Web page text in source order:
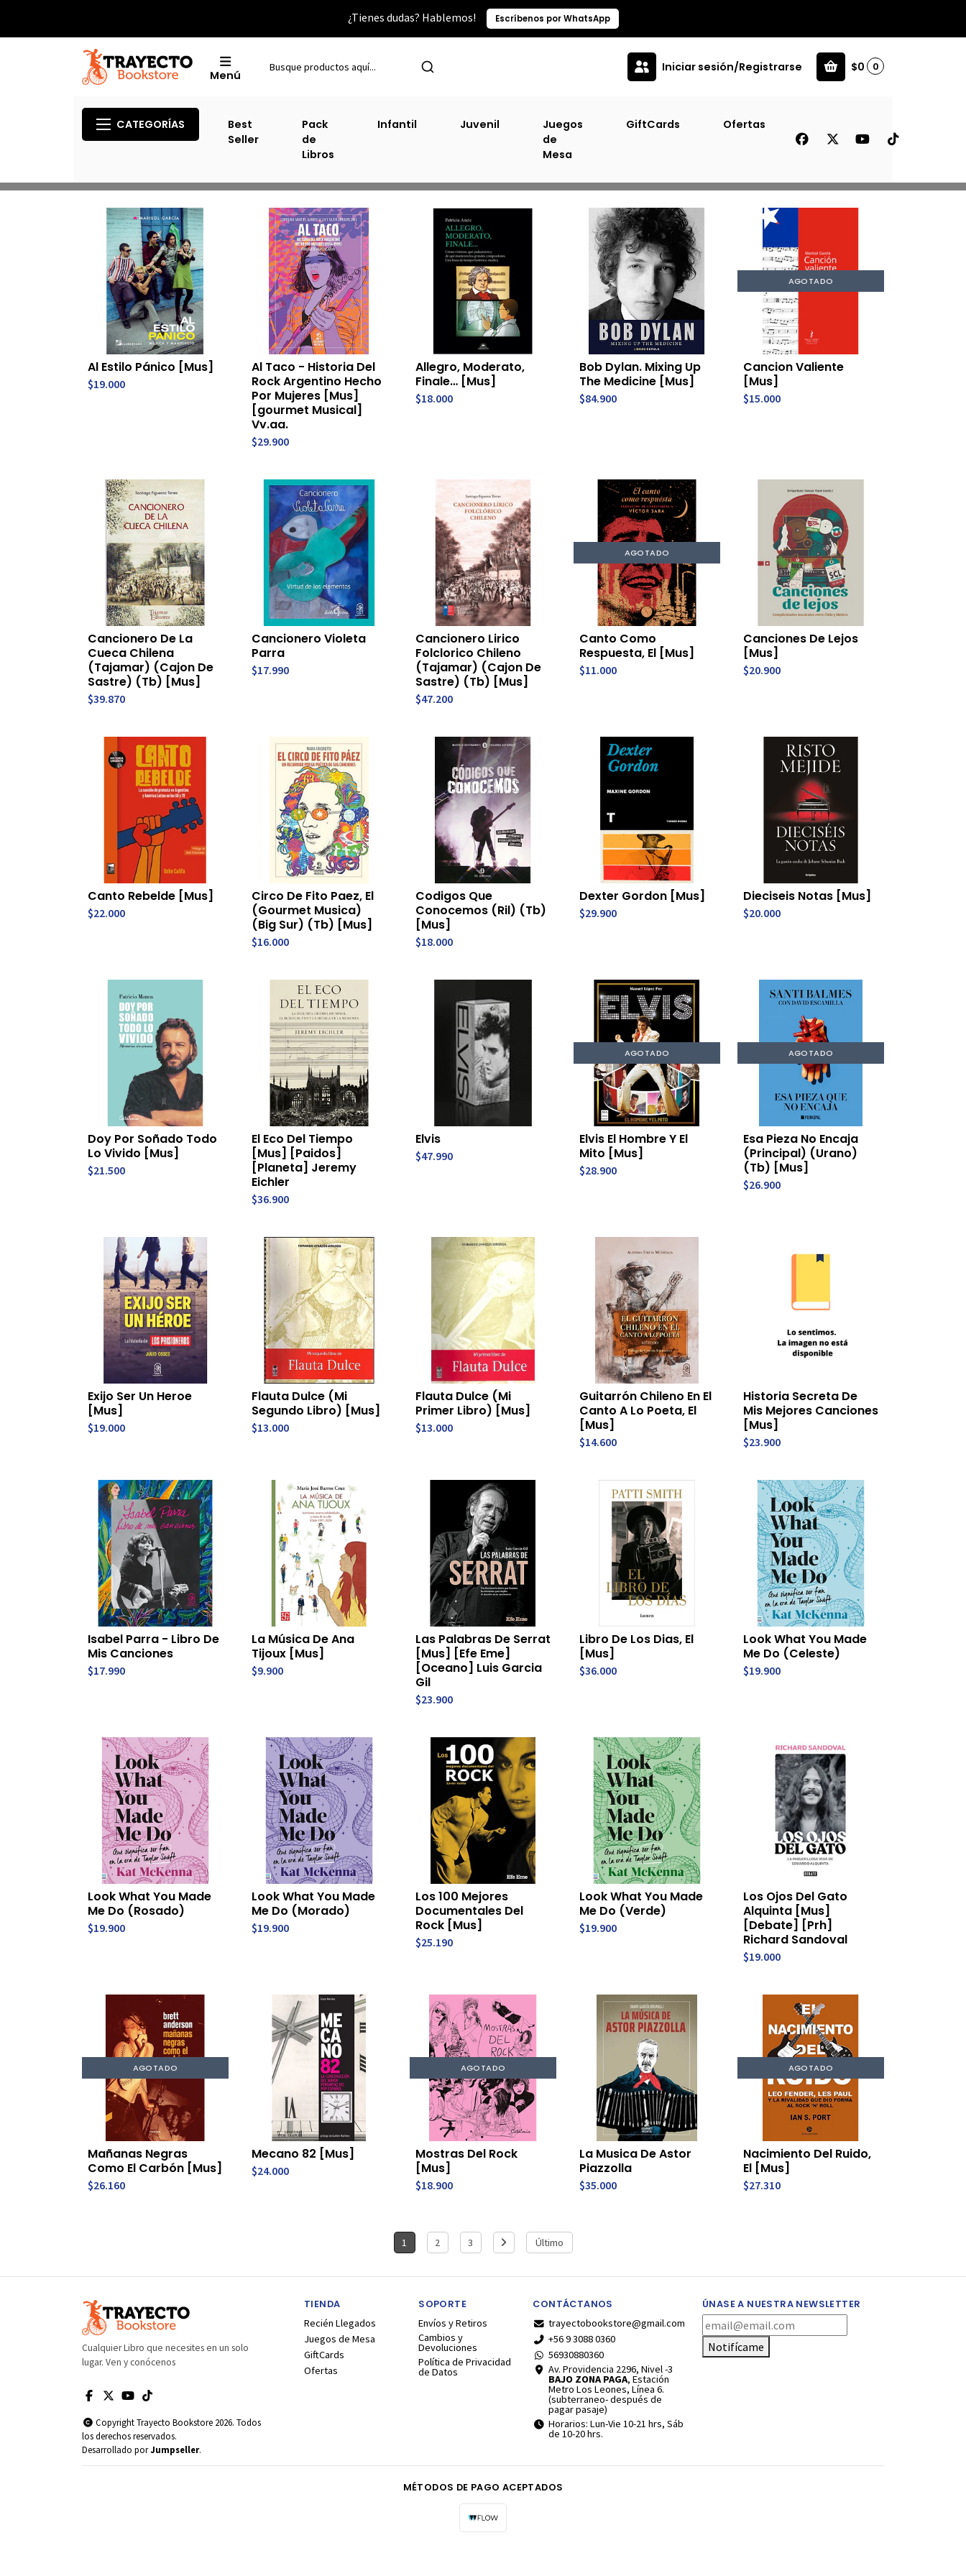
¿Tienes dudas? Hablemos! Escríbenos por WhatsApp
Menú
Iniciar sesión/Registrarse $0 0
CATEGORÍAS
Best
Seller
Pack
de
Libros
Infantil Juvenil
Juegos
de
Mesa
GiftCards Ofertas
Al Estilo Pánico [Mus]
$19.000
Al Taco - Historia Del
Rock Argentino Hecho
Por Mujeres [Mus]
[gourmet Musical]
Vv.aa.
$29.900
Allegro, Moderato,
Finale… [Mus]
$18.000
Bob Dylan. Mixing Up
The Medicine [Mus]
$84.900
AGOTADO
Cancion Valiente
[Mus]
$15.000
Cancionero De La
Cueca Chilena
(Tajamar) (Cajon De
Sastre) (Tb) [Mus]
$39.870
Cancionero Violeta
Parra
$17.990
Cancionero Lirico
Folclorico Chileno
(Tajamar) (Cajon De
Sastre) (Tb) [Mus]
$47.200
AGOTADO
Canto Como
Respuesta, El [Mus]
$11.000
Canciones De Lejos
[Mus]
$20.900
Canto Rebelde [Mus]
$22.000
Circo De Fito Paez, El
(Gourmet Musica)
(Big Sur) (Tb) [Mus]
$16.000
Codigos Que
Conocemos (Ril) (Tb)
[Mus]
$18.000
Dexter Gordon [Mus]
$29.900
Dieciseis Notas [Mus]
$20.000
Doy Por Soñado Todo
Lo Vivido [Mus]
$21.500
El Eco Del Tiempo
[Mus] [Paidos]
[Planeta] Jeremy
Eichler
$36.900
Elvis
$47.990
AGOTADO
Elvis El Hombre Y El
Mito [Mus]
$28.900
AGOTADO
Esa Pieza No Encaja
(Principal) (Urano)
(Tb) [Mus]
$26.900
Exijo Ser Un Heroe
[Mus]
$19.000
Flauta Dulce (Mi
Segundo Libro) [Mus]
$13.000
Flauta Dulce (Mi
Primer Libro) [Mus]
$13.000
Guitarrón Chileno En El
Canto A Lo Poeta, El
[Mus]
$14.600
Historia Secreta De
Mis Mejores Canciones
[Mus]
$23.900
Isabel Parra - Libro De
Mis Canciones
$17.990
La Música De Ana
Tijoux [Mus]
$9.900
Las Palabras De Serrat
[Mus] [Efe Eme]
[Oceano] Luis Garcia
Gil
$23.900
Libro De Los Dias, El
[Mus]
$36.000
Look What You Made
Me Do (Celeste)
$19.900
Look What You Made
Me Do (Rosado)
$19.900
Look What You Made
Me Do (Morado)
$19.900
Los 100 Mejores
Documentales Del
Rock [Mus]
$25.190
Look What You Made
Me Do (Verde)
$19.900
Los Ojos Del Gato
Alquinta [Mus]
[Debate] [Prh]
Richard Sandoval
$19.000
AGOTADO
Mañanas Negras
Como El Carbón [Mus]
$26.160
Mecano 82 [Mus]
$24.000
AGOTADO
Mostras Del Rock
[Mus]
$18.900
La Musica De Astor
Piazzolla
$35.000
AGOTADO
Nacimiento Del Ruido,
El [Mus]
$27.310
1 2 3 Último
Cualquier Libro que necesites en un solo
lugar. Ven y conócenos
Copyright Trayecto Bookstore 2026. Todos
los derechos reservados.
Desarrollado porJumpseller.
TIENDA
Recién Llegados
Juegos de Mesa
GiftCards
Ofertas
SOPORTE
Envíos y Retiros
Cambios y
Devoluciones
Política de Privacidad
de Datos
CONTÁCTANOS
trayectobookstore@gmail.com
+56 9 3088 0360
56930880360
Av. Providencia 2296, Nivel -3
BAJO ZONA PAGA, Estación
Metro Los Leones, Línea 6.
(subterraneo- después de
pagar pasaje)
Horarios: Lun-Vie 10-21 hrs, Sáb
de 10-20 hrs.
ÚNASE A NUESTRA NEWSLETTER
Notifícame
MÉTODOS DE PAGO ACEPTADOS